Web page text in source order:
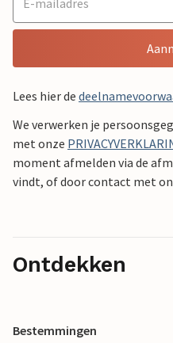
Lees hier de
We verwerken je
met onze
moment afmelden via de
vindt, of door contact met
Ontdekken
Bestemmingen